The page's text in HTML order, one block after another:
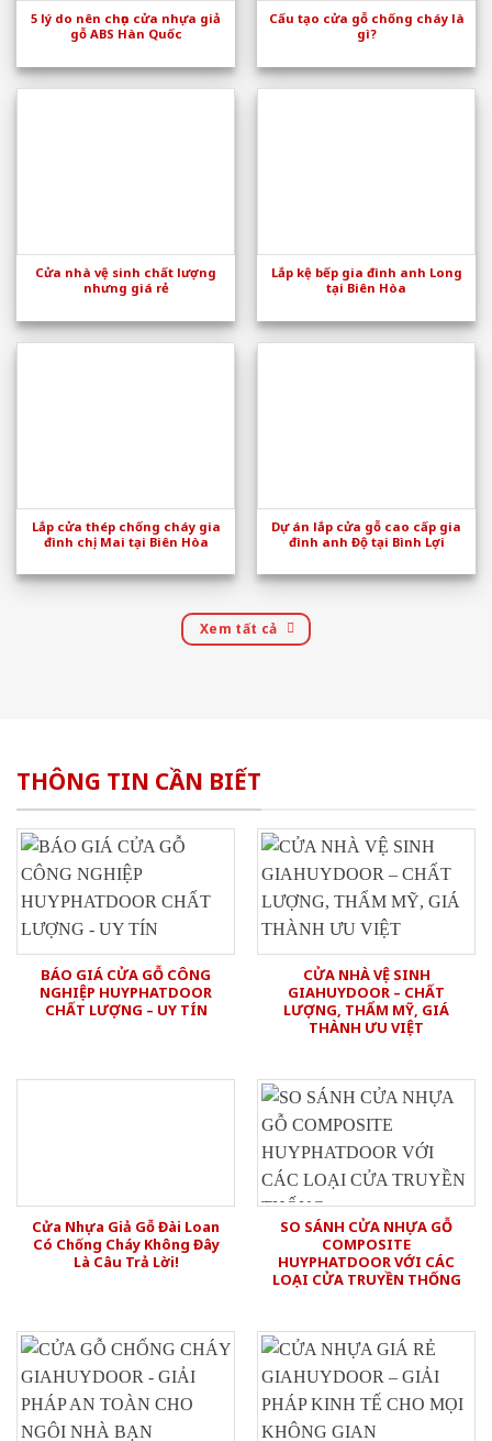
5 lý do nên chọn cửa nhựa giả
gỗ ABS Hàn Quốc
Cấu tạo cửa gỗ chống cháy là
gì?
Cửa nhà vệ sinh chất lượng
nhưng giá rẻ
Lắp kệ bếp gia đình anh Long
tại Biên Hòa
Lắp cửa thép chống cháy gia
đình chị Mai tại Biên Hòa
Dự án lắp cửa gỗ cao cấp gia
đình anh Độ tại Bình Lợi
Xem tất cả
THÔNG TIN CẦN BIẾT
BÁO GIÁ CỬA GỖ CÔNG
NGHIỆP HUYPHATDOOR
CHẤT LƯỢNG – UY TÍN
CỬA NHÀ VỆ SINH
GIAHUYDOOR – CHẤT
LƯỢNG, THẨM MỸ, GIÁ
THÀNH ƯU VIỆT
Cửa Nhựa Giả Gỗ Đài Loan
Có Chống Cháy Không Đây
Là Câu Trả Lời!
SO SÁNH CỬA NHỰA GỖ
COMPOSITE
HUYPHATDOOR VỚI CÁC
LOẠI CỬA TRUYỀN THỐNG